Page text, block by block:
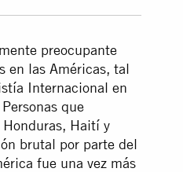
preocupante
en las Américas, tal
Internacional en
que
Honduras, Haití y
brutal por parte del
fue una vez más